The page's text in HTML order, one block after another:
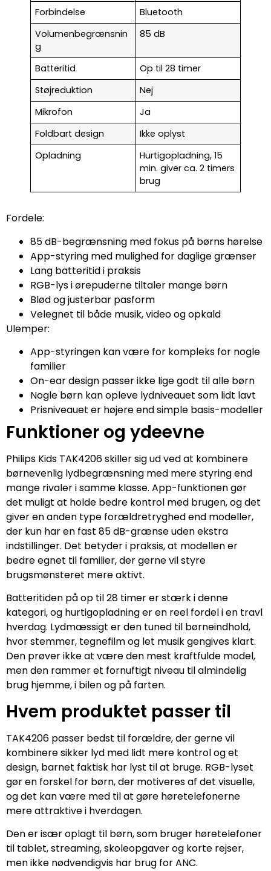
Forbindelse
Bluetooth
Volumenbegrænsnin
g
85 dB
Batteritid
Op til 28 timer
Støjreduktion
Nej
Mikrofon
Ja
Foldbart design
Ikke oplyst
Opladning
Hurtigopladning, 15
min. giver ca. 2 timers
brug
Fordele:
85 dB-begrænsning med fokus på børns hørelse
App-styring med mulighed for daglige grænser
Lang batteritid i praksis
RGB-lys i ørepuderne tiltaler mange børn
Blød og justerbar pasform
Velegnet til både musik, video og opkald
Ulemper:
App-styringen kan være for kompleks for nogle
familier
On-ear design passer ikke lige godt til alle børn
Nogle børn kan opleve lydniveauet som lidt lavt
Prisniveauet er højere end simple basis-modeller
Funktioner og ydeevne
Philips Kids TAK4206 skiller sig ud ved at kombinere
børnevenlig lydbegrænsning med mere styring end
mange rivaler i samme klasse. App-funktionen gør
det muligt at holde bedre kontrol med brugen, og det
giver en anden type forældretryghed end modeller,
der kun har en fast 85 dB-grænse uden ekstra
indstillinger. Det betyder i praksis, at modellen er
bedre egnet til familier, der gerne vil styre
brugsmønsteret mere aktivt.
Batteritiden på op til 28 timer er stærk i denne
kategori, og hurtigopladning er en reel fordel i en travl
hverdag. Lydmæssigt er den tuned til børneindhold,
hvor stemmer, tegnefilm og let musik gengives klart.
Den prøver ikke at være den mest kraftfulde model,
men den rammer et fornuftigt niveau til almindelig
brug hjemme, i bilen og på farten.
Hvem produktet passer til
TAK4206 passer bedst til forældre, der gerne vil
kombinere sikker lyd med lidt mere kontrol og et
design, barnet faktisk har lyst til at bruge. RGB-lyset
gør en forskel for børn, der motiveres af det visuelle,
og det kan være med til at gøre høretelefonerne
mere attraktive i hverdagen.
Den er især oplagt til børn, som bruger høretelefoner
til tablet, streaming, skoleopgaver og korte rejser,
men ikke nødvendigvis har brug for ANC.